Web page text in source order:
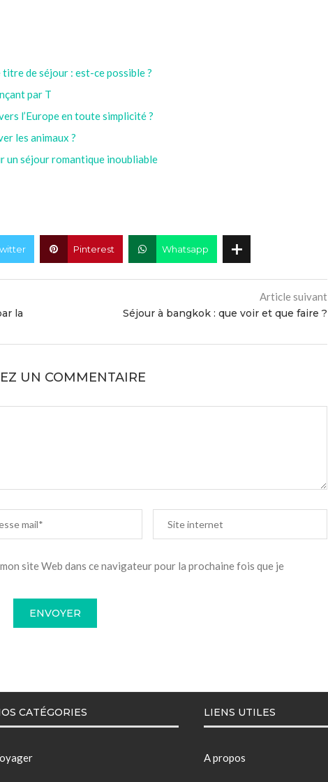
titre de séjour : est-ce possible ?
par T
l’Europe en toute simplicité ?
les animaux ?
un séjour romantique inoubliable
Pinterest Whatsapp
la
Article suivant
Séjour à bangkok : que voir et que faire ?
UN COMMENTAIRE
site Web dans ce navigateur pour la prochaine fois que je
CATÉGORIES LIENS UTILES
A propos